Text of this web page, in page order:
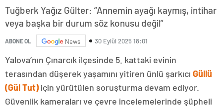
Tuğberk Yağız Gülter: “Annemin ayağı kaymış, intihar
veya başka bir durum söz konusu değil”
ABONE OL News 30 Eylül 2025 18:01
Yalova’nın Çınarcık ilçesinde 5. kattaki evinin
terasından düşerek yaşamını yitiren ünlü şarkıcı Güllü
(Gül Tut)için yürütülen soruşturma devam ediyor.
Güvenlik kameraları ve çevre incelemelerinde şüpheli